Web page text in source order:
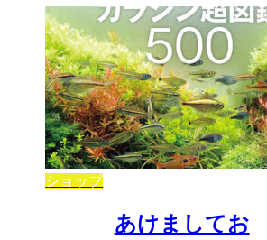
ショップ
あけましてお